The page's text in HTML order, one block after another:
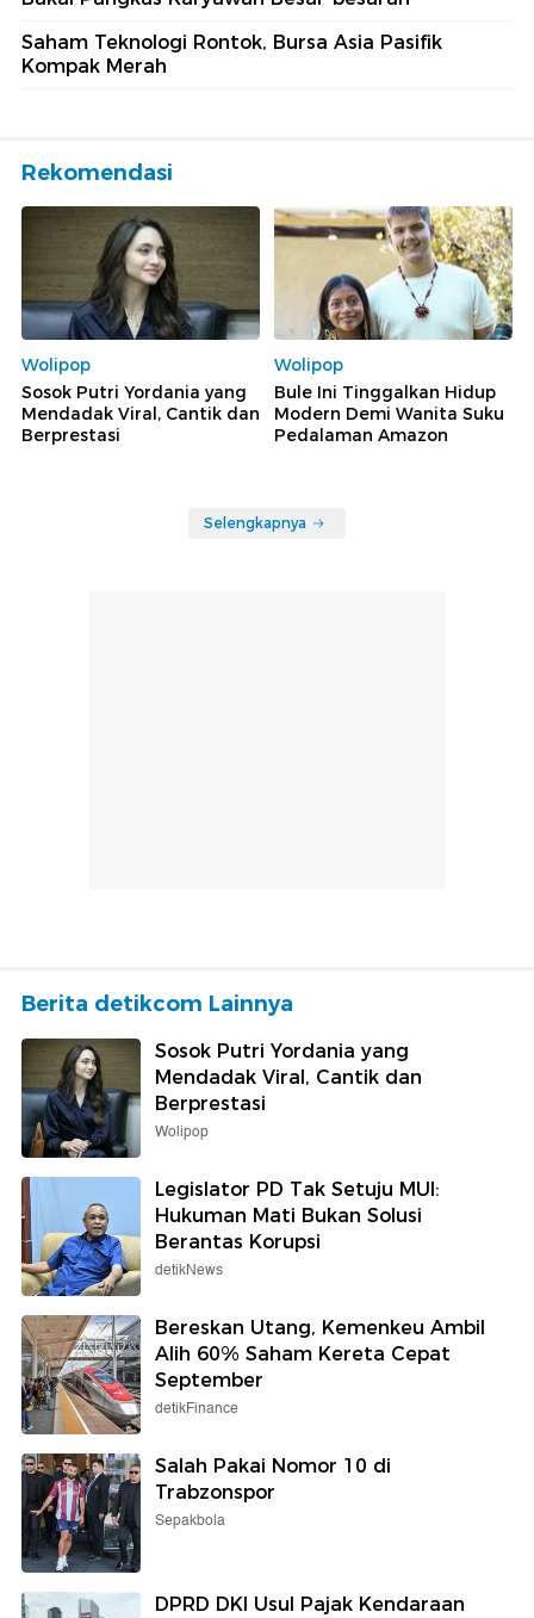
Saham Teknologi Rontok, Bursa Asia Pasifik
Kompak Merah
Rekomendasi
Wolipop
Sosok Putri Yordania yang
Mendadak Viral, Cantik dan
Berprestasi
Wolipop
Bule Ini Tinggalkan Hidup
Modern Demi Wanita Suku
Pedalaman Amazon
Selengkapnya
Berita detikcom Lainnya
Sosok Putri Yordania yang
Mendadak Viral, Cantik dan
Berprestasi
Wolipop
Legislator PD Tak Setuju MUI:
Hukuman Mati Bukan Solusi
Berantas Korupsi
detikNews
Bereskan Utang, Kemenkeu Ambil
Alih 60% Saham Kereta Cepat
September
detikFinance
Salah Pakai Nomor 10 di
Trabzonspor
Sepakbola
DPRD DKI Usul Pajak Kendaraan